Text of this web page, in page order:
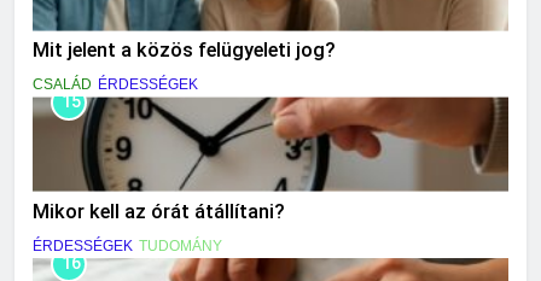
Mit jelent a közös felügyeleti jog?
CSALÁD ÉRDESSÉGEK
15
Mikor kell az órát átállítani?
ÉRDESSÉGEK TUDOMÁNY
16